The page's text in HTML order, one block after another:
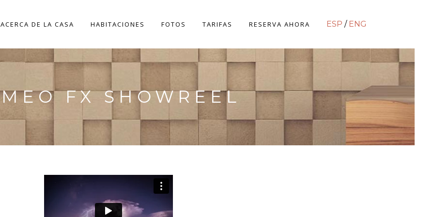
ESP / ENG
ACERCA DE LA CASA HABITACIONES FOTOS TARIFAS RESERVA AHORA
FX SHOWREEL